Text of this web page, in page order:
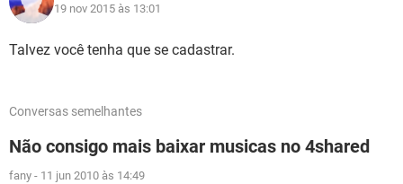
19 nov 2015 às 13:01
Talvez você tenha que se cadastrar.
Conversas semelhantes
Não consigo mais baixar musicas no 4shared
fany - 11 jun 2010 às 14:49